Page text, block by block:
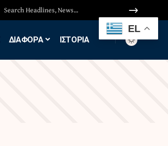
ΔΙΑΦΟΡΑ ΙΣΤΟΡΙΑ
EL